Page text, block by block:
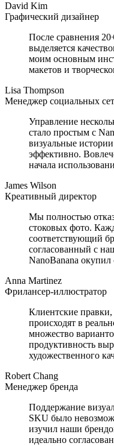
David Kim
Графический дизайнер
После сравнения
выделяется
моим основным
макетов и
Lisa Thompson
Менеджер социальных
Управление
стало простым с
визуальные
эффективно.
начала
James Wilson
Креативный директор
Мы полностью
стоковых фото.
соответствующий
согласованный с
NanoBanana
Anna Martinez
Фрилансер-иллюстратор
Клиентские
происходят в
множество
продуктивность
художественного
Robert Chang
Менеджер бренда
Поддержание
SKU было
изучил наши
идеально